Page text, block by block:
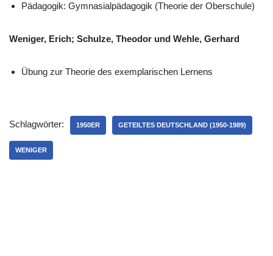
Pädagogik: Gymnasialpädagogik (Theorie der Oberschule)
Weniger, Erich; Schulze, Theodor und Wehle, Gerhard
Übung zur Theorie des exemplarischen Lernens
Schlagwörter: 1950ER GETEILTES DEUTSCHLAND (1950-1989)
WENIGER